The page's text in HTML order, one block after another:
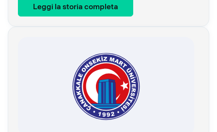
Leggi la storia completa